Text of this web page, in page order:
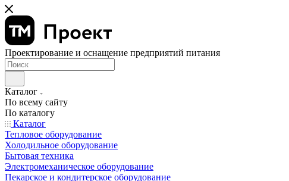
Проектирование и оснащение предприятий питания
Каталог
По всему сайту
По каталогу
Каталог
Тепловое оборудование
Холодильное оборудование
Бытовая техника
Электромеханическое оборудование
Пекарское и кондитерское оборудование